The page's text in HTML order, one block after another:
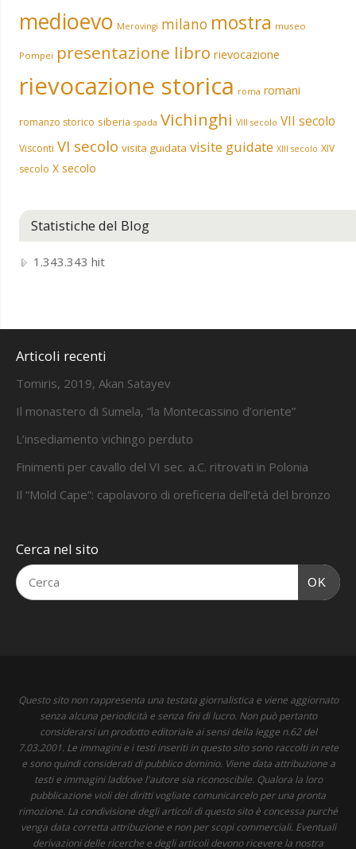
medioevo Merovingi milano mostra museo
Pompei presentazione libro rievocazione
rievocazione storica roma romani
romanzo storico siberia spada Vichinghi VIII secolo VII secolo
Visconti VI secolo visita guidata visite guidate XIII secolo XIV
secolo X secolo
Statistiche del Blog
1.343.343 hit
Articoli recenti
Tomiris, 2019, Akan Satayev
Il monastero di Sumela, “la Montecassino d’oriente”
L’insediamento vichingo perduto
Finimenti per cavallo del VI sec. a.C. ritrovati in Polonia
Il “Mold Cape”: capolavoro di oreficeria dell’età del bronzo
Cerca nel sito
OK
Questo sito non rappresenta una testata giornalistica e viene aggiornato
senza alcuna periodicità e senza fini di lucro. Non può pertanto
considerarsi un prodotto editoriale ai sensi della legge n.62 del
7.03.2001. Le immagini e i testi inseriti in questo sito sono raccolti in rete
e sono quindi considerati di pubblico dominio. Viene data attribuzione a
testi e immagini laddove l'autore sia riconoscibile. Qualora la loro
pubblicazione violi dei diritti vogliate comunicarcelo per una pronta
rimozione. La condivisione degli articoli di questo sito è concessa purché
venga data corretta attribuzione e non per scopi commerciali. Eventuali
derivazioni delle ricerche e degli articoli devono ricevere la nostra